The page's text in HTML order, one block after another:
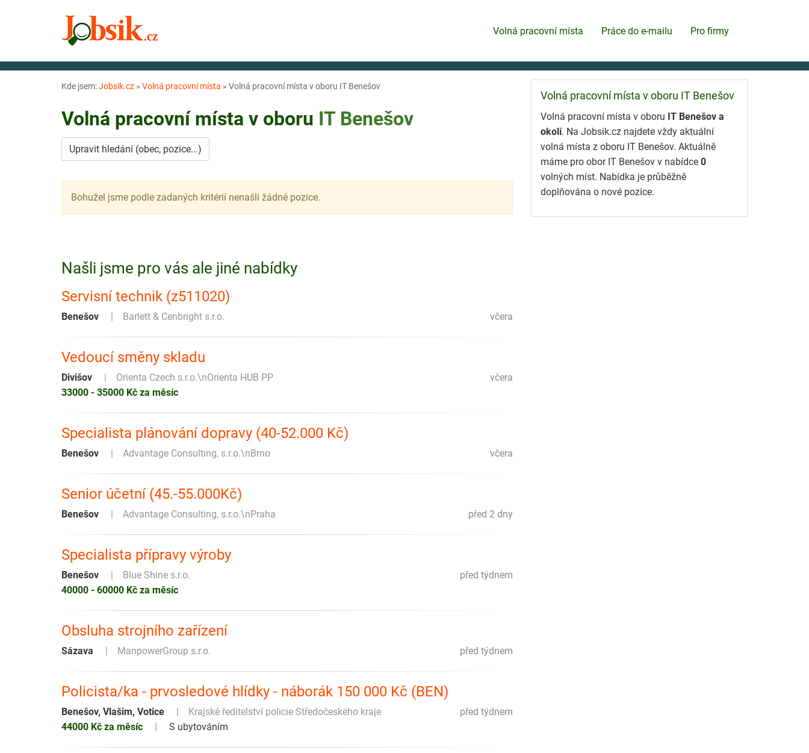
Volná pracovní místa Práce do e-mailu Pro firmy
Kde jsem:Jobsik.cz » Volná pracovní místa » Volná pracovní místa v oboru IT Benešov
Volná pracovní místa v oboru IT Benešov
Upravit hledání (obec, pozice...)
Bohužel jsme podle zadaných kritérií nenašli žádné pozice.
Našli jsme pro vás ale jiné nabídky
Servisní technik (z511020)
včera
Benešov Barlett & Cenbright s.r.o.
Vedoucí směny skladu
včera
Divišov
Orienta Czech s.r.o.\nOrienta HUB PP
33000 - 35000 Kč za měsíc
Specialista plánování dopravy (40-52.000 Kč)
včera
Benešov Advantage Consulting, s.r.o.\nBrno
Senior účetní (45.-55.000Kč)
před 2 dny
Benešov Advantage Consulting, s.r.o.\nPraha
Specialista přípravy výroby
před týdnem
Benešov
Blue Shine s.r.o.
40000 - 60000 Kč za měsíc
Obsluha strojního zařízení
před týdnem
Sázava ManpowerGroup s.r.o.
Policista/ka - prvosledové hlídky - náborák 150 000 Kč (BEN)
před týdnem
Benešov, Vlašim, Votice
Krajské ředitelství policie Středočeského kraje
44000 Kč za měsíc
S ubytováním
Volná pracovní místa v oboru IT Benešov
Volná pracovní místa v oboru IT Benešov a
okolí. Na Jobsik.cz najdete vždy aktuální
volná místa z oboru IT Benešov. Aktuálně
máme pro obor IT Benešov v nabídce 0
volných míst. Nabídka je průběžně
doplňována o nové pozice.